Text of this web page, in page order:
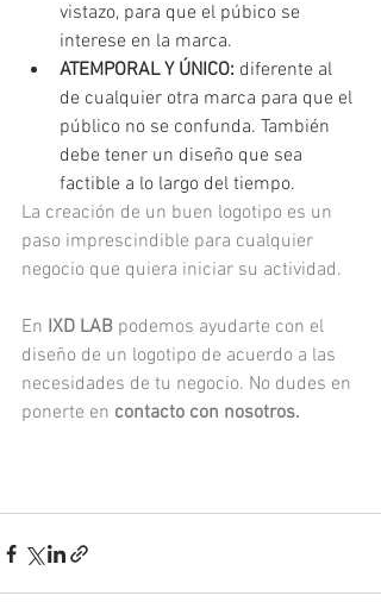
vistazo, para que el púbico se
interese en la marca.
ATEMPORAL Y ÚNICO: diferente al
de cualquier otra marca para que el
público no se confunda. También
debe tener un diseño que sea
factible a lo largo del tiempo.
La creación de un buen logotipo es un
paso imprescindible para cualquier
negocio que quiera iniciar su actividad.
En IXD LAB podemos ayudarte con el
diseño de un logotipo de acuerdo a las
necesidades de tu negocio. No dudes en
ponerte en contacto con nosotros.